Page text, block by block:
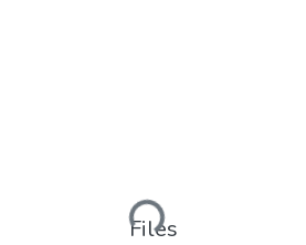
Loading...
Files